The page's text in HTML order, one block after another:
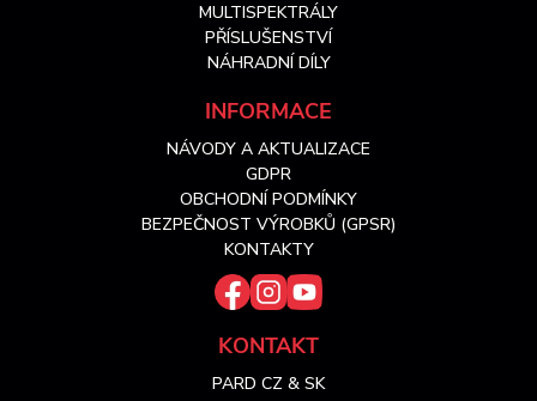
MULTISPEKTRÁLY
PŘÍSLUŠENSTVÍ
NÁHRADNÍ DÍLY
INFORMACE
NÁVODY A AKTUALIZACE
GDPR
OBCHODNÍ PODMÍNKY
BEZPEČNOST VÝROBKŮ (GPSR)
KONTAKTY
KONTAKT
PARD CZ & SK